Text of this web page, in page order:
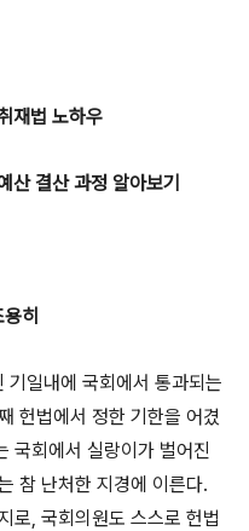
재법 노하우
결산 과정 알아보기
히
기일내에 국회에서 통과되는
헌법에서 정한 기한을 어겼
국회에서 실랑이가 벌어진
참 난처한 지경에 이른다.
로, 국회의원도 스스로 헌법